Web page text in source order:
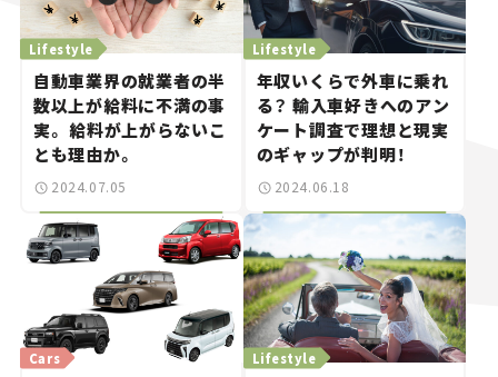
Lifestyle
自動車業界の就業者の半
数以上が給料に不満の事
実。 給料が上がらないこ
とも理由か。
2024.07.05
Lifestyle
年収いくらで外車に乗れ
る？ 輸入車好きへのアン
ケート調査で理想と現実
のギャップが判明！
2024.06.18
Cars Lifestyle